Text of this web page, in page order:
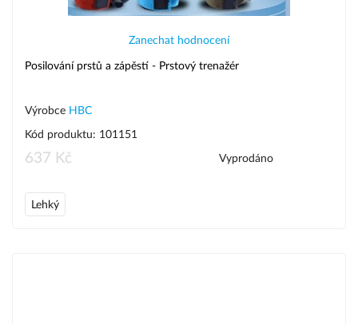
Zanechat hodnocení
Posilování prstů a zápěstí - Prstový trenažér
Výrobce HBC
Kód produktu: 101151
637 Kč Vyprodáno
Lehký